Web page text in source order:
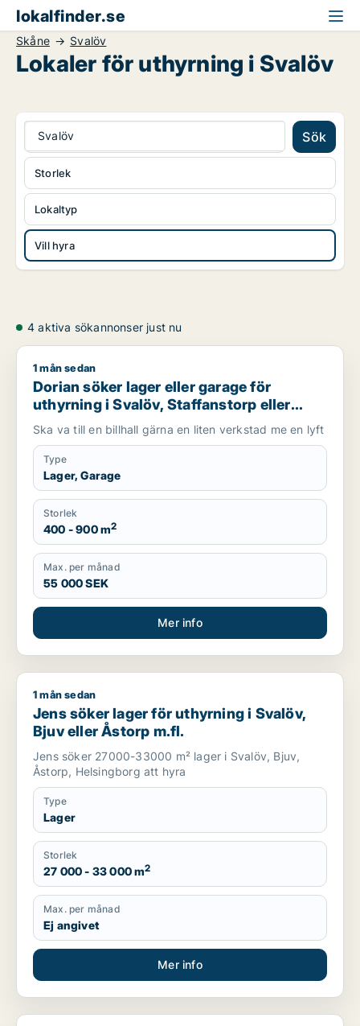
lokalfinder.se
Skåne Svalöv
Lokaler för uthyrning i Svalöv
Svalöv Sök
Lokaltyp
Vill hyra
Storlek
4 aktiva sökannonser just nu
Dorian söker lager eller garage för uthyrning i Svalöv,
1 mån sedan
Dorian söker lager eller garage för
uthyrning i Svalöv, Staffanstorp eller
Burlöv m.fl.
Ska va till en billhall gärna en liten verkstad me en lyft
Type
Lager, Garage
Storlek
400 - 900 m2
Max. per månad
55 000 SEK
Mer info
Jens söker lager för uthyrning i Svalöv, Bjuv eller Åstorp
1 mån sedan
Jens söker lager för uthyrning i Svalöv,
Bjuv eller Åstorp m.fl.
Jens söker 27000-33000 m² lager i Svalöv, Bjuv,
Åstorp, Helsingborg att hyra
Type
Lager
Storlek
27 000 - 33 000 m2
Max. per månad
Ej angivet
Mer info